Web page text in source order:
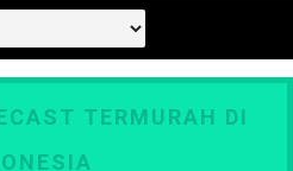
TERMURAH DI